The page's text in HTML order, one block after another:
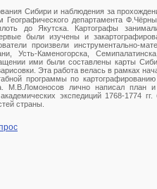
Сибири и наблюдения за
департамента
до Якутска. Картографы
были изучены и
произвели инструментально-
Усть-Каменогорска,
ими были составлены карты
Эта работа велась в рамках
программы по картографированию
М.В.Ломоносов лично написал план
экспедиций 1768-1774
страны.